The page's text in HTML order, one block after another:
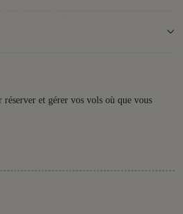
et gérer vos vols où que vous